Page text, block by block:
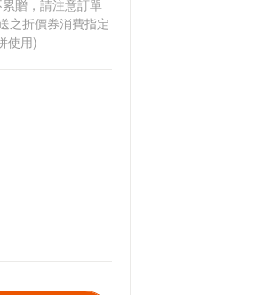
贈，請注意訂單
之折價券消費指定
使用)